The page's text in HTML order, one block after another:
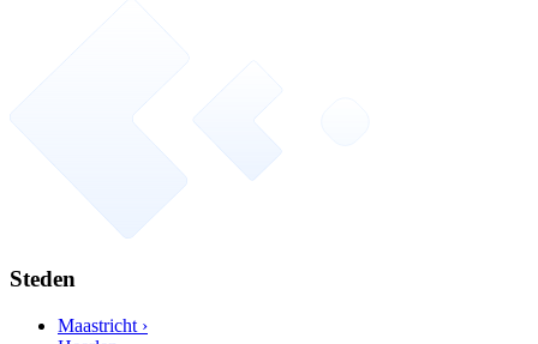
Steden
Maastricht ›